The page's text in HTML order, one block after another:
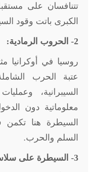
تتنافسان على
الكبرى باتت وقود
2- الحروب الرمادية:
روسيا في أوكرانيا
عتبة الحرب
السيبرانية،
معلوماتية دون
السيطرة هنا تكمن
السلم والحرب.
3- السيطرة على سلاسل الإمداد: